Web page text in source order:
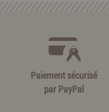
Paiement sécurisé
par PayPal